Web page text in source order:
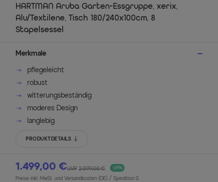
HARTMAN Aruba Garten-Essgruppe, xerix,
Alu/Textilene, Tisch 180/240x100cm, 8
Stapelsessel
Merkmale
pflegeleicht
robust
witterungsbeständig
moderes Design
langlebig
PRODUKTDETAILS
1.499,00 € -29%
UVP 2.099,00 €
Preise inkl. MwSt. und Versandkosten (DE) / Spedition S